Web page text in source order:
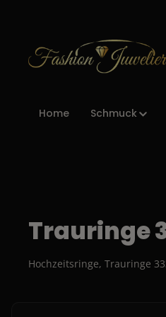
Home Schmuck
Trauringe
Hochzeitsringe, Trauringe